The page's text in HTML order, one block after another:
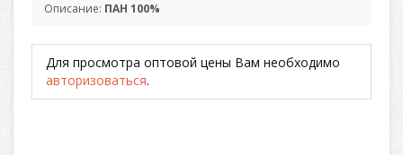
Описание: ПАН 100%
Для просмотра оптовой цены Вам необходимо
авторизоваться.